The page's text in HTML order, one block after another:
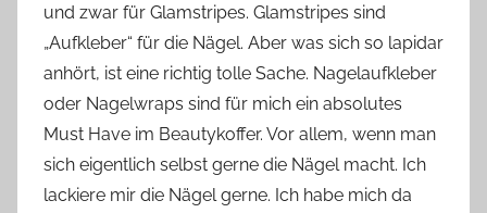
Y
v
o
n
n
e
und zwar für Glamstripes. Glamstripes sind
„Aufkleber“ für die Nägel. Aber was sich so lapidar
anhört, ist eine richtig tolle Sache. Nagelaufkleber
oder Nagelwraps sind für mich ein absolutes
Must Have im Beautykoffer. Vor allem, wenn man
sich eigentlich selbst gerne die Nägel macht. Ich
lackiere mir die Nägel gerne. Ich habe mich da